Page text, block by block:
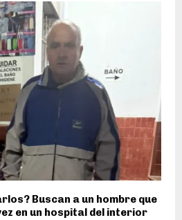
Buscan a un hombre que
en un hospital del interior